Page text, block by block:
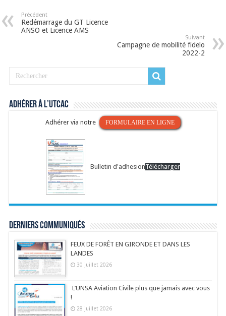
Précédent
Redémarrage du GT Licence
ANSO et Licence AMS
Suivant
Campagne de mobilité fidelo
2022-2
Adhérer à l’UTCAC
Adhérer via notre FORMULAIRE EN LIGNE
Bulletin d'adhesionTélécharger
Derniers communiqués
FEUX DE FORÊT EN GIRONDE ET DANS LES
LANDES
30 juillet 2026
L’UNSA Aviation Civile plus que jamais avec vous
!
28 juillet 2026